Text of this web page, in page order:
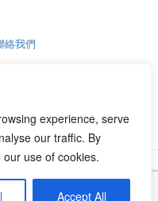
experience, serve
our traffic. By
use of cookies.
Accept All
絡我們